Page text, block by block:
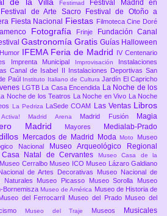
de la VillaFestimad
Festival Madrid en
Festival de Arte Sacro
Festival de Otoño a
Fiesta Nacional Fiestas Filmoteca Cine Doré
Fotografía Frinje
Fundación Canal
Gastronomía Gratis Guías Halloween
Humor IFEMA Feria de Madrid
IV Centenario
Imprenta Municipal Improvisación
Instalaciones
Canal de Isabel II
Instalaciones Deportivas San
Paúl
Instituto Italiano de CulturaJardín El Capricho
LGTB La Casa Encendida La Noche de los
La Noche de los Teatros La Noche en Vivo
La Noche
La Pedriza LaSede COAM Las Ventas Libros
Madrid Arena Madrid Fusión Magia
Madrid Mayores Medialab-Prado
Mercados de Madrid ModaMoto Museo
Nacional
Museo Arqueológico Regional
Casa Natal de Cervantes
Museo Casa de la
Museo Cerralbo Museo ICO Museo Lázaro Galdiano
de Artes Decorativas Museo Nacional de
Naturales Museo Picasso Museo Sorolla Museo
BornemiszaMuseo de América Museo de Historia de
del Ferrocarril Museo del Prado Museo del
Museo del Traje Museos Musicales